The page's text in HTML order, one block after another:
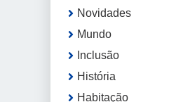
Novidades
Mundo
Inclusão
História
Habitação